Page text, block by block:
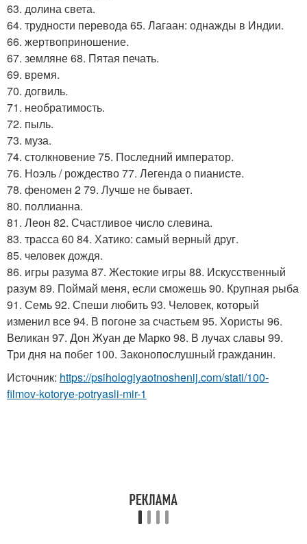
63. долина света.
64. трудности перевода 65. Лагаан: однажды в Индии.
66. жертвоприношение.
67. земляне 68. Пятая печать.
69. время.
70. догвиль.
71. необратимость.
72. пыль.
73. муза.
74. столкновение 75. Последний император.
76. Ноэль / рождество 77. Легенда о пианисте.
78. феномен 2 79. Лучше не бывает.
80. поллианна.
81. Леон 82. Счастливое число слевина.
83. трасса 60 84. Хатико: самый верный друг.
85. человек дождя.
86. игры разума 87. Жестокие игры 88. Искусственный
разум 89. Поймай меня, если сможешь 90. Крупная рыба
91. Семь 92. Спеши любить 93. Человек, который
изменил все 94. В погоне за счастьем 95. Хористы 96.
Великан 97. Дон Жуан де Марко 98. В лучах славы 99.
Три дня на побег 100. Законопослушный гражданин.
Источник: https://psihologiyaotnoshenij.com/stati/100-
filmov-kotorye-potryasli-mir-1